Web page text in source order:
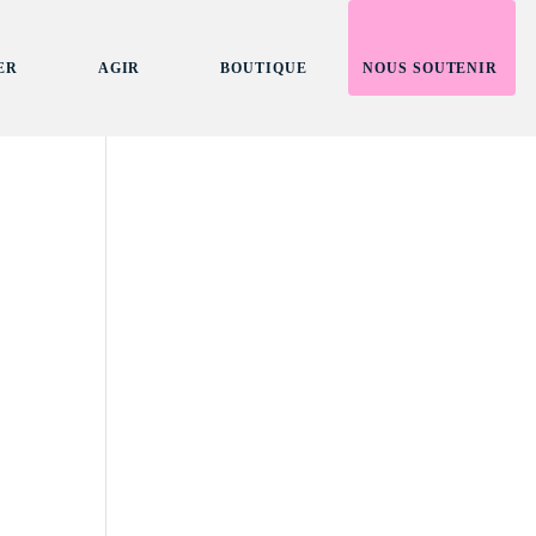
AGIR BOUTIQUE NOUS SOUTENIR